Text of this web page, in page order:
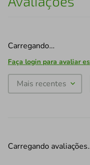
Carregando…
Faça login para avaliar
Mais recentes
Carregando